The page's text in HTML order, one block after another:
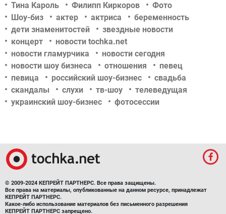
Тина Кароль
Филипп Киркоров
Фото
Шоу-биз
актер актриса
беременность
дети знаменитостей
звездные новости
концерт
новости tochka.net
новости гламурчика
новости сегодня
новости шоу бизнеса
отношения
певец
певица
российский шоу-бизнес
свадьба
скандалы
слухи тв-шоу
телеведущая
украинский шоу-бизнес
фотосессии
© 2009-2024 КЕПРЕЙТ ПАРТНЕРС. Все права защищены.
Все права на материалы, опубликованные на данном ресурсе, принадлежат
КЕПРЕЙТ ПАРТНЕРС.
Какое-либо использование материалов без письменного разрешения
КЕПРЕЙТ ПАРТНЕРС запрещено.